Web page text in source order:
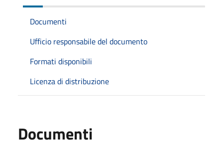
Documenti
Ufficio responsabile del documento
Formati disponibili
Licenza di distribuzione
Documenti